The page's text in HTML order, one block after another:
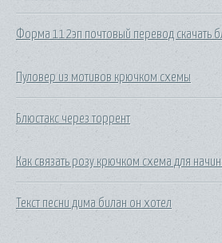
Форма 112эп почтовый перевод скачать
Пуловер из мотивов крючком схемы
Блюстакс через торрент
Как связать розу крючком схема для
Текст песни дима билан он хотел